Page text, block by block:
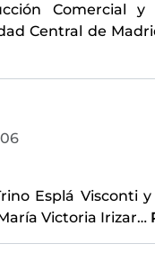
Comercial
Central de
Esplá Visconti
Victoria Irizar…